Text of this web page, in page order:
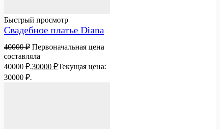
Быстрый просмотр
Свадебное платье Diana
40000₽ Первоначальная цена
составляла
40000 ₽.30000 ₽Текущая цена:
30000 ₽.